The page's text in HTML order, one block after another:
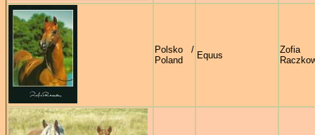
Polsko /
Poland
Equus
Zofia